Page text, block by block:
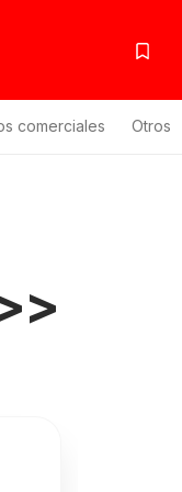
comerciales Otros